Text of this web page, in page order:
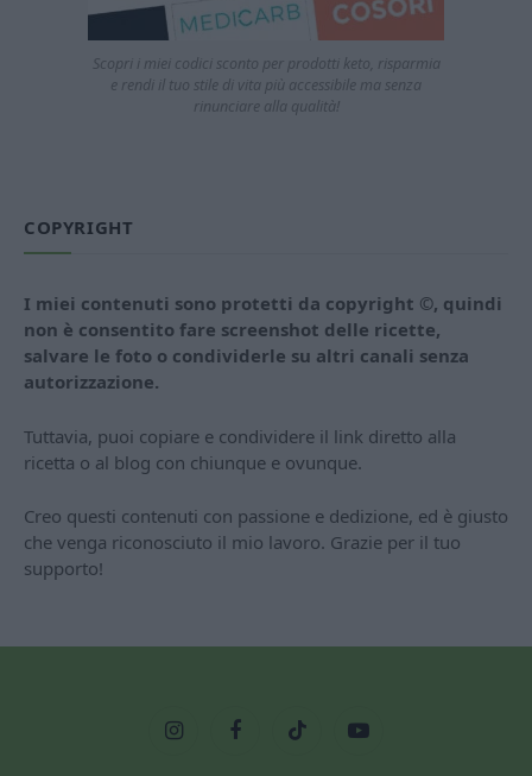
Scopri i miei codici sconto per prodotti keto, risparmia
e rendi il tuo stile di vita più accessibile ma senza
rinunciare alla qualità!
COPYRIGHT
I miei contenuti sono protetti da copyright ©, quindi
non è consentito fare screenshot delle ricette,
salvare le foto o condividerle su altri canali senza
autorizzazione.
Tuttavia, puoi copiare e condividere il link diretto alla
ricetta o al blog con chiunque e ovunque.
Creo questi contenuti con passione e dedizione, ed è giusto
che venga riconosciuto il mio lavoro. Grazie per il tuo
supporto!
InstagramFacebookTikTok YouTube